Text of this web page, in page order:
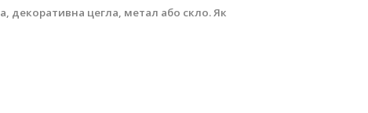
декоративна цегла, метал або скло. Як